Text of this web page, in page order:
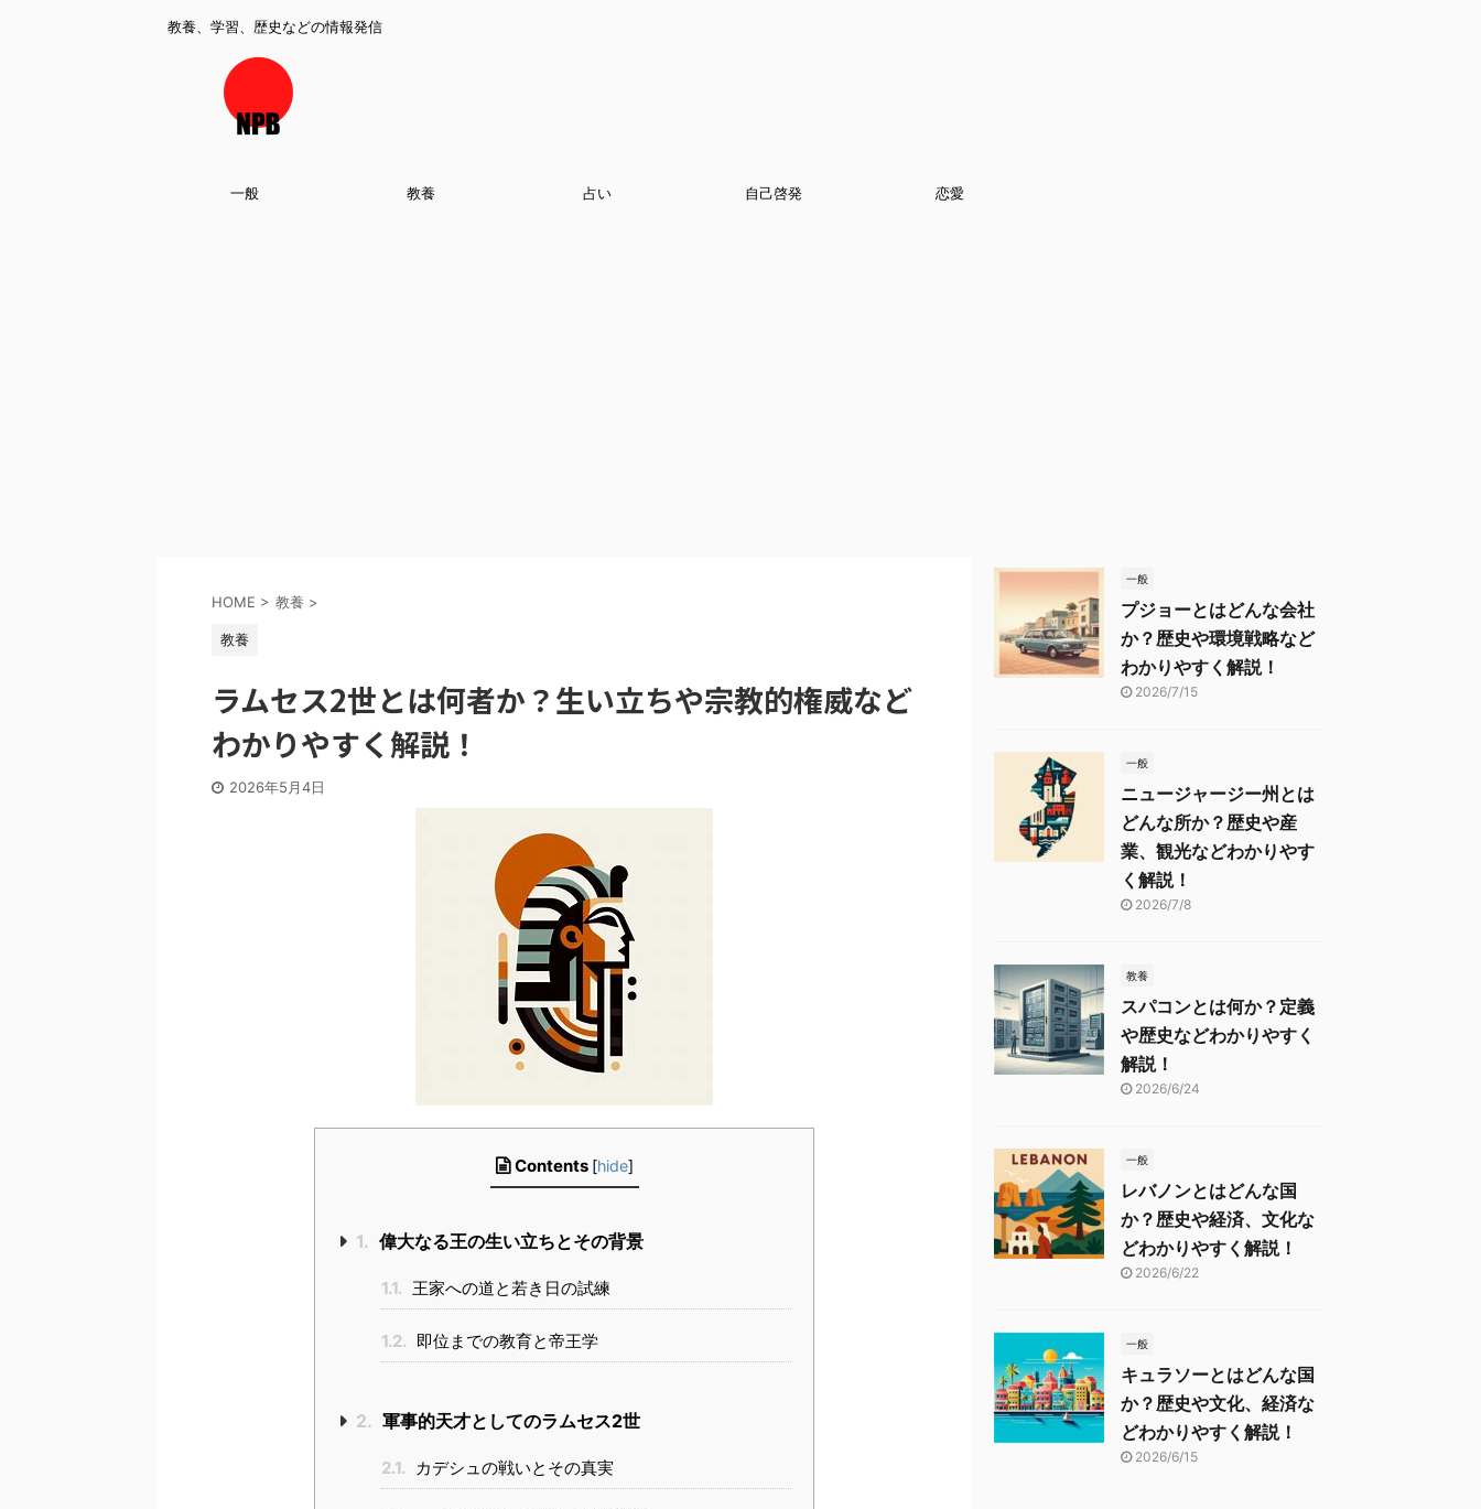
教養、学習、歴史などの情報発信
一般 教養 占い 自己啓発 恋愛
HOME > 教養 >
教養
ラムセス2世とは何者か？生い立ちや宗教的権威など
わかりやすく解説！
2026年5月4日
Contents [hide]
1. 偉大なる王の生い立ちとその背景
1.1. 王家への道と若き日の試練
1.2. 即位までの教育と帝王学
2. 軍事的天才としてのラムセス2世
2.1. カデシュの戦いとその真実
一般
プジョーとはどんな会社
か？歴史や環境戦略など
わかりやすく解説！
2026/7/15
一般
ニュージャージー州とは
どんな所か？歴史や産
業、観光などわかりやす
く解説！
2026/7/8
教養
スパコンとは何か？定義
や歴史などわかりやすく
解説！
2026/6/24
一般
レバノンとはどんな国
か？歴史や経済、文化な
どわかりやすく解説！
2026/6/22
一般
キュラソーとはどんな国
か？歴史や文化、経済な
どわかりやすく解説！
2026/6/15